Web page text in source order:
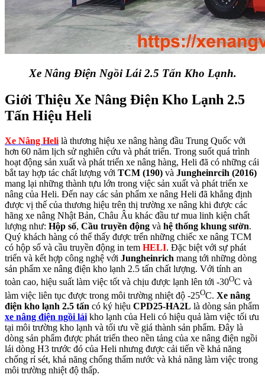
Xe Nâng Điện Ngồi Lái 2.5 Tấn Kho Lạnh.
Giới Thiệu Xe Nâng Điện Kho Lạnh 2.5
Tấn Hiệu Heli
Xe Nâng Heli là thương hiệu xe nâng hàng đầu Trung Quốc với
hơn 60 năm lịch sử nghiên cứu và phát triển. Trong suốt quá trình
hoạt động sản xuất và phát triển xe nâng hàng, Heli đã có những cái
bắt tay hợp tác chất lượng với TCM (190) và Jungheinrcih (2016)
mang lại những thành tựu lớn trong việc sản xuất và phát triển xe
nâng của Heli. Đến nay các sản phẩm xe nâng Heli đã khẳng định
được vị thế của thương hiệu trên thị trường xe nâng khi được các
hãng xe nâng Nhật Bản, Châu Âu khác đầu tư mua linh kiện chất
lượng như: Hộp số, Cầu truyền động và hệ thống khung sườn.
Quý khách hàng có thể thấy được trển những chiếc xe nâng TCM
có hộp số và cầu truyền động in tem HELI. Đặc biệt với sự phát
triển và kết hợp công nghệ với Jungheinrich mang tới những dòng
sản phẩm xe nâng điện kho lạnh 2.5 tấn chất lượng. Với tính an
toàn cao, hiệu suất làm việc tốt và chịu được lạnh lên tới -30OC và
làm việc liên tục được trong môi trường nhiệt độ -25OC. Xe nâng
điện kho lạnh 2.5 tấn có ký hiệu CPD25-HA2L là dòng sản phẩm
xe nâng điện ngồi lái kho lạnh của Heli có hiệu quả làm việc tối ưu
tại môi trường kho lạnh và tối ưu về giá thành sản phẩm. Đây là
dòng sản phẩm được phát triển theo nền tảng của xe nâng điện ngồi
lái dòng H3 trước đó của Heli nhưng được cải tiến về khả năng
chống rỉ sét, khả năng chống thấm nước và khả năng làm việc trong
môi trường nhiệt độ thấp.